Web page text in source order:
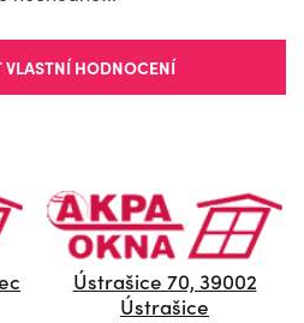
VLASTNÍ HODNOCENÍ
Ústrašice 70, 39002
Ústrašice